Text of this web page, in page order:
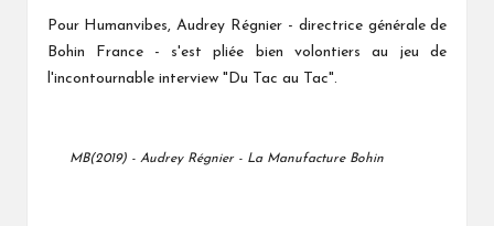
byPour Humanvibes, Audrey Régnier - directrice générale de
Bohin France -
s'est pliée bien volontiers au jeu de
l'incontournable interview "Du Tac au Tac".
MB(2019) - Audrey Régnier - La Manufacture Bohin